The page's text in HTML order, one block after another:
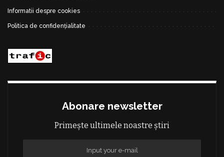
Informatii despre cookies
Politica de confidențialitate
Abonare newsletter
Primește ultimele noastre știri